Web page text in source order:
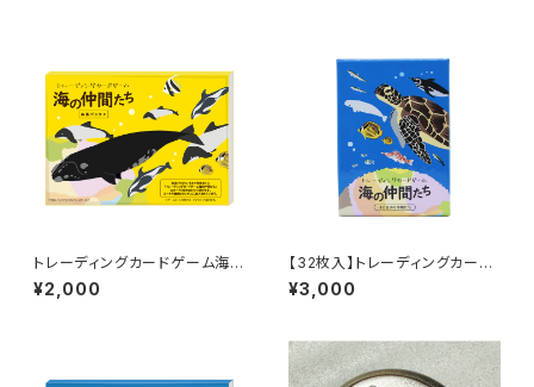
Cards]
トレーディングカードゲーム海の
仲間たち 第2弾～ゆうがな仲間
たち～拡張パック【16枚入】
¥2,000
【32枚入】トレーディングカード
ゲーム海の仲間たちー構築済デ
ッキ～はじまりの仲間たち～Tra
ucted Deck: The First Com
panions [32 Cards]
¥3,000